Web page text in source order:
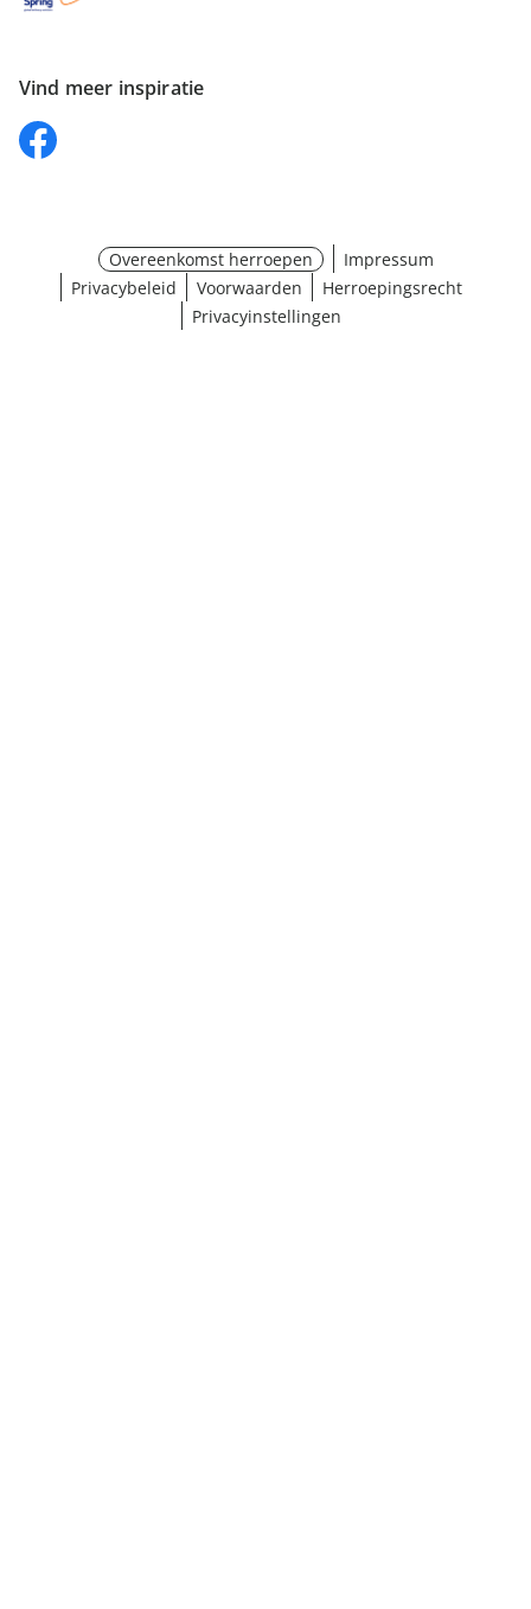
Vind meer inspiratie
Overeenkomst herroepen
Impressum
Privacybeleid
Voorwaarden
Herroepingsrecht
Privacyinstellingen